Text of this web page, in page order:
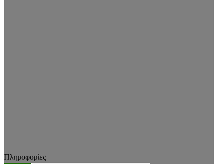
Πληροφορίες